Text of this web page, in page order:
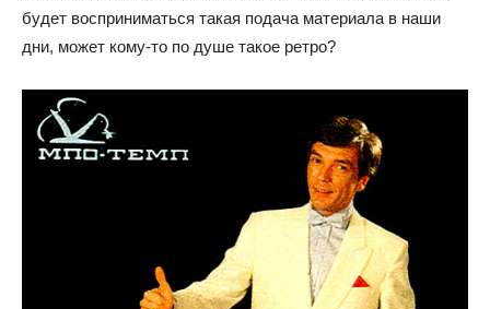
будет восприниматься такая подача материала в наши
дни, может кому-то по душе такое ретро?